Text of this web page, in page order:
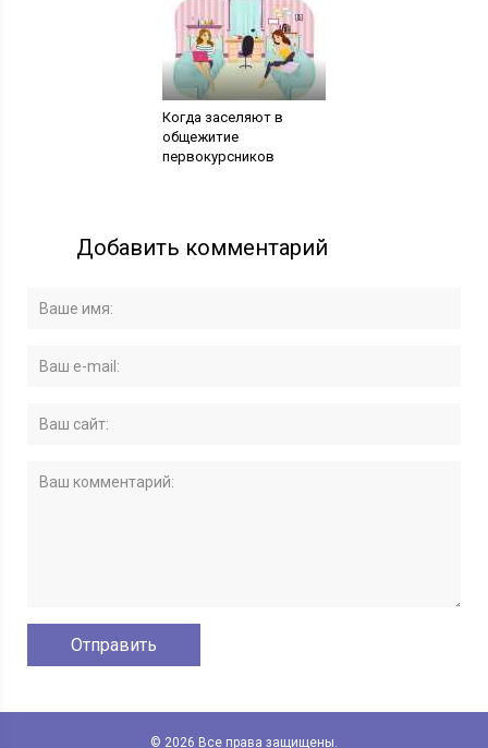
Когда заселяют в
общежитие
первокурсников
Добавить комментарий
© 2026 Все права защищены.